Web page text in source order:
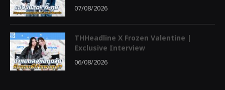
07/08/2026
THHeadline X Frozen Valentine |
Exclusive Interview
06/08/2026